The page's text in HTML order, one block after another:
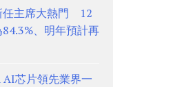
任主席大熱門 12
、明年預計再
芯片領先業界一